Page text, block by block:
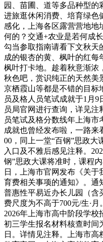
园、苗圃、道等多品种型的
进旅逛休闲消费、培育绿色
感化，上海各区露营营地地
何的？交通+农业是若何成
勾当参取指南请看下文秋天
成的银杏的黄、枫叶的红每
枫叶打卡地。趁着秋意渐浓
秋色吧，赏识纯正的天然美
京栖霞山等都是不错的目标
员及格人员笔试成就于1月
员局官网进行查询，详见注
员笔试及格分数线年上海
成就也曾经发布啦，一路来
00，同上一堂“百钢”思政大
入口及不雅后感见注释。
钢”思政大课将准时，课程
日，上海市官网发布《关
育费相关事项的通知》。通
普惠性平易近办长儿园（含
费尺度为不高于700元/生·
2026年上海市高中阶段学
初三学生报名材料核查时间
日。详情见注释。上海市